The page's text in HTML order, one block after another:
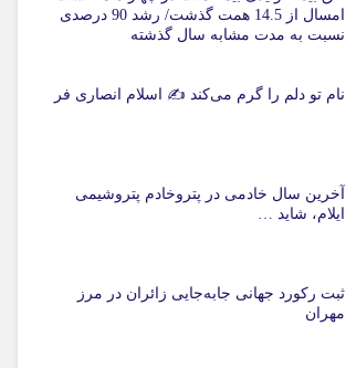
امسال از 14.5 همت گذشت/ رشد 90 درصدی
نسبت به مدت مشابه سال گذشته
نام تو دلم را گرم می‌کند ✍️ اسلام انصاری فر
آخرین سال خادمی در پتروخادم پتروشیمی
ایلام، شاید …
ثبت رکورد جهانی جابه‌جایی زائران در مرز
مهران